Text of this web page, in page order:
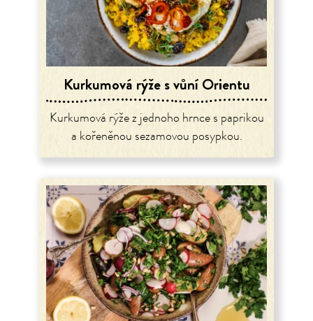
Kurkumová rýže s vůní Orientu
Kurkumová rýže z jednoho hrnce s paprikou
a kořeněnou sezamovou posypkou.